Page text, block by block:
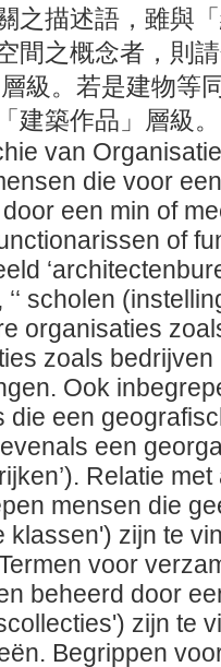
之描述語，雖與
間之概念者，則
層級。若是建物等
建築作品」層級
van
die voor
een min of
of
scholen
organisaties
zoals
Ook
die een
een
Relatie
mensen die
klassen') zijn te
voor
beheerd door
zijn te
Begrippen